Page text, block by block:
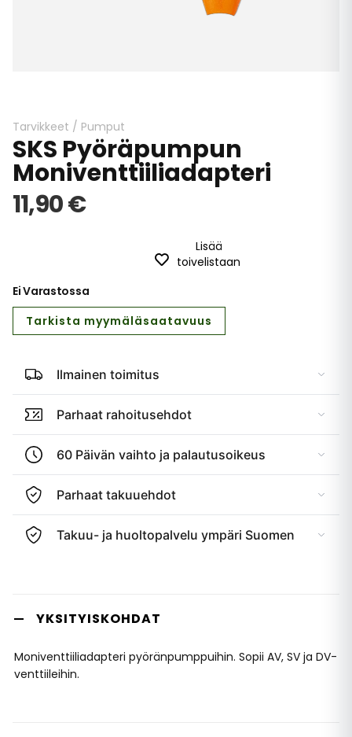
beginning
of
the
images
Tarvikkeet / Pumput
SKS Pyöräpumpun
Moniventtiiliadapteri
11,90 €
Lisää
toivelistaan
Ei Varastossa
Tarkista myymäläsaatavuus
Ilmainen toimitus
Parhaat rahoitusehdot
60 Päivän vaihto ja palautusoikeus
Parhaat takuuehdot
Takuu- ja huoltopalvelu ympäri Suomen
YKSITYISKOHDAT
Moniventtiiliadapteri pyöränpumppuihin. Sopii AV, SV ja DV-
venttiileihin.